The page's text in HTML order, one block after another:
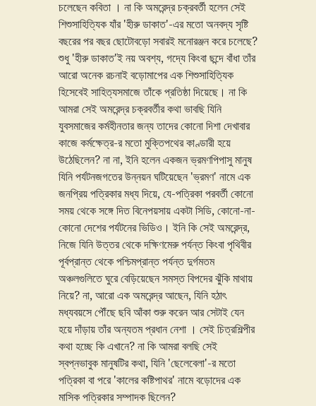
। না কি অমরেন্দ্র চক্রবর্তী হলেন সেই
যাঁর 'হীরু ডাকাত'-এর মতো অনবদ্য সৃষ্টি
বছর ছোটোবড়ো সবারই মনোরঞ্জন করে চলেছে?
নয় অবশ্য, গদ্যে কিংবা ছন্দে বাঁধা তাঁর
রচনাই বড়োমাপের এক শিশুসাহিত্যিক
তাঁকে প্রতিষ্ঠা দিয়েছে। না কি
চক্রবর্তীর কথা ভাবছি যিনি
জন্য তাদের কোনো দিশা দেখাবার
র মতো মুক্তিপথের কাণ্ডারী হয়ে
না না, ইনি হলেন একজন ভ্রমণপিপাসু মানুষ
উন্নয়ন ঘটিয়েছেন 'ভ্রমণ' নামে এক
মধ্য দিয়ে, যে-পত্রিকা পরবর্তী কোনো
দিত বিনেপয়সায় একটা সিডি, কোনো-না-
পর্যটনের ভিডিও। ইনি কি সেই অমরেন্দ্র,
উত্তর থেকে দক্ষিণমেরু পর্যন্ত কিংবা পৃথিবীর
পশ্চিমপ্রান্ত পর্যন্ত দুর্গমতম
ঘুরে বেড়িয়েছেন সমস্ত বিপদের ঝুঁকি মাথায়
আরো এক অমরেন্দ্র আছেন, যিনি হঠাৎ
ছবি আঁকা শুরু করেন আর সেটাই যেন
তাঁর অন্যতম প্রধান নেশা । সেই চিত্রশিল্পীর
এখানে? না কি আমরা বলছি সেই
মানুষটির কথা, যিনি 'ছেলেবেলা'-র মতো
পরে 'কালের কষ্টিপাথর' নামে বড়োদের এক
সম্পাদক ছিলেন?
Encomium -
শংসন - অভিজিৎ গুপ্ত
Amarendra
worked in a variety of
last few decades
and poetry, not
any one mode of
continued to reinvent
working quietly, and
overproduced or
to any formula. In fact,
his themes and
themselves.